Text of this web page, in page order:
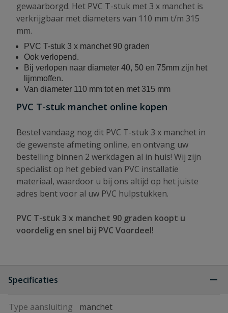
gewaarborgd. Het PVC T-stuk met 3 x manchet is
verkrijgbaar met diameters van 110 mm t/m 315
mm.
PVC T-stuk 3 x manchet 90 graden
Ook verlopend.
Bij verlopen naar diameter 40, 50 en 75mm zijn het
lijmmoffen.
Van diameter 110 mm tot en met 315 mm
PVC T-stuk manchet online kopen
Bestel vandaag nog dit PVC T-stuk 3 x manchet in
de gewenste afmeting online, en ontvang uw
bestelling binnen 2 werkdagen al in huis! Wij zijn
specialist op het gebied van PVC installatie
materiaal, waardoor u bij ons altijd op het juiste
adres bent voor al uw PVC hulpstukken.
PVC T-stuk 3 x manchet 90 graden koopt u
voordelig en snel bij PVC Voordeel!
Specificaties
Type aansluiting manchet